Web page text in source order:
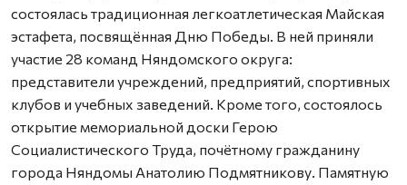
состоялась традиционная легкоатлетическая Майская
эстафета, посвящённая Дню Победы. В ней приняли
участие 28 команд Няндомского округа:
представители учреждений, предприятий, спортивных
клубов и учебных заведений. Кроме того, состоялось
открытие мемориальной доски Герою
Социалистического Труда, почётному гражданину
города Няндомы Анатолию Подмятникову. Памятную